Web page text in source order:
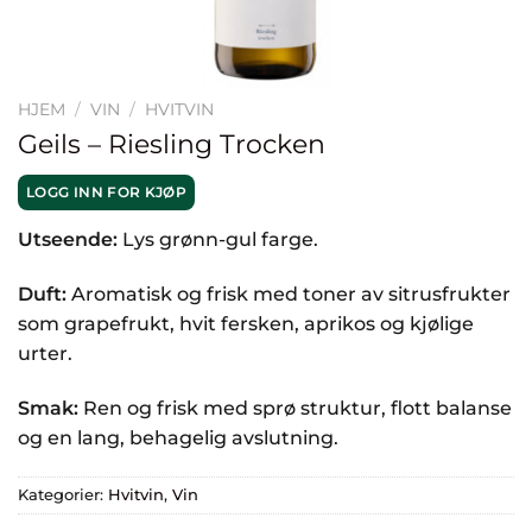
HJEM / VIN / HVITVIN
Geils – Riesling Trocken
LOGG INN FOR KJØP
Utseende: Lys grønn-gul farge.
Duft: Aromatisk og frisk med toner av sitrusfrukter
som grapefrukt, hvit fersken, aprikos og kjølige
urter.
Smak: Ren og frisk med sprø struktur, flott balanse
og en lang, behagelig avslutning.
Kategorier: Hvitvin, Vin